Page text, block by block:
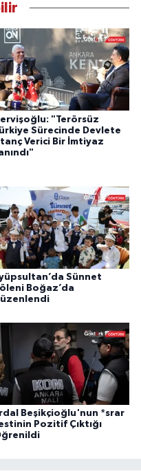
"Terörsüz
Sürecinde Devlete
Verici Bir İmtiyaz
Sünnet
Boğaz’da
Beşikçioğlu'nun *srar
Pozitif Çıktığı